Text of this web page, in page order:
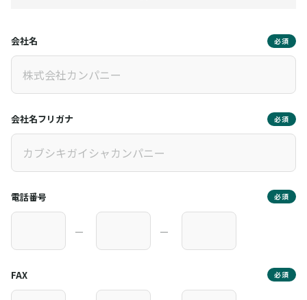
会社名 必須
会社名フリガナ 必須
電話番号 必須
― ―
FAX 必須